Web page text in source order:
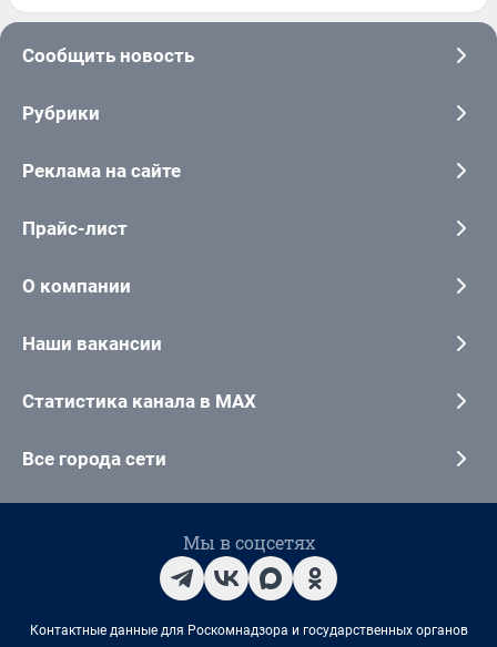
Сообщить новость
Рубрики
Реклама на сайте
Прайс-лист
О компании
Наши вакансии
Статистика канала в MAX
Все города сети
Мы в соцсетях
Контактные данные для Роскомнадзора и государственных органов